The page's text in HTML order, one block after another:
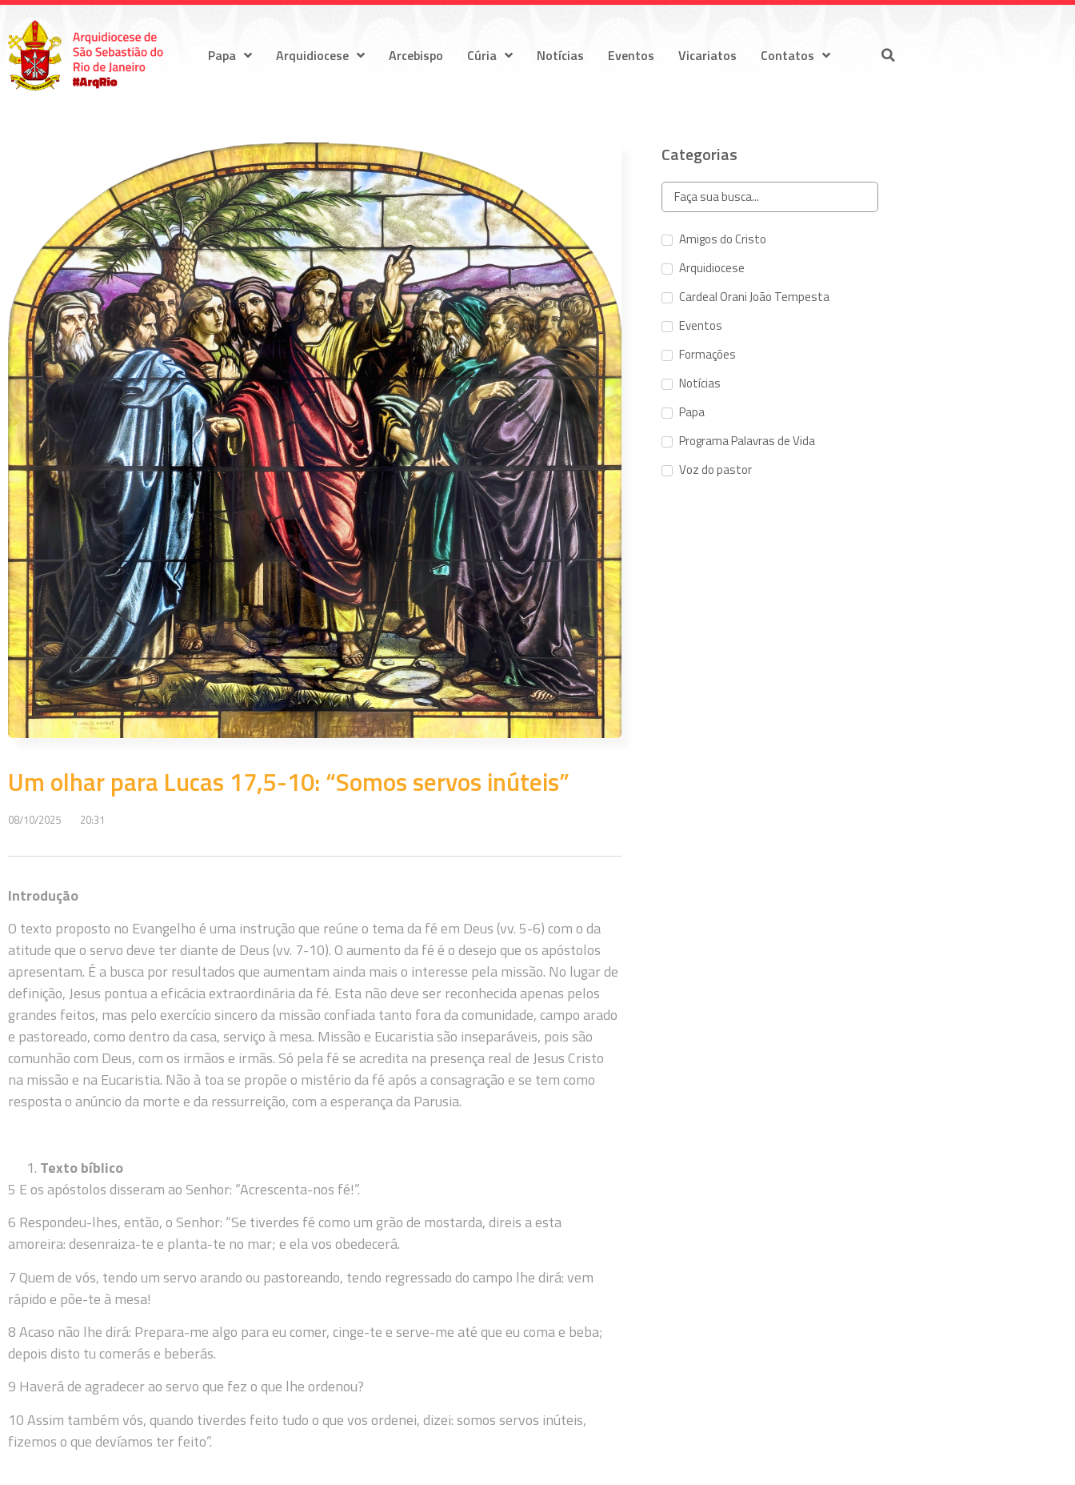
Papa Arquidiocese Arcebispo Cúria Notícias Eventos Vicariatos Contatos
Um olhar para Lucas 17,5-10: “Somos servos inúteis”
08/10/2025 20:31
Introdução
O texto proposto no Evangelho é uma instrução que reúne o tema da fé em Deus (vv. 5-6) com o da
atitude que o servo deve ter diante de Deus (vv. 7-10). O aumento da fé é o desejo que os apóstolos
apresentam. É a busca por resultados que aumentam ainda mais o interesse pela missão. No lugar de
definição, Jesus pontua a eficácia extraordinária da fé. Esta não deve ser reconhecida apenas pelos
grandes feitos, mas pelo exercício sincero da missão confiada tanto fora da comunidade, campo arado
e pastoreado, como dentro da casa, serviço à mesa. Missão e Eucaristia são inseparáveis, pois são
comunhão com Deus, com os irmãos e irmãs. Só pela fé se acredita na presença real de Jesus Cristo
na missão e na Eucaristia. Não à toa se propõe o mistério da fé após a consagração e se tem como
resposta o anúncio da morte e da ressurreição, com a esperança da Parusia.
Texto bíblico
5 E os apóstolos disseram ao Senhor: “Acrescenta-nos fé!”.
6 Respondeu-lhes, então, o Senhor: “Se tiverdes fé como um grão de mostarda, direis a esta
amoreira: desenraiza-te e planta-te no mar; e ela vos obedecerá.
7 Quem de vós, tendo um servo arando ou pastoreando, tendo regressado do campo lhe dirá: vem
rápido e põe-te à mesa!
8 Acaso não lhe dirá: Prepara-me algo para eu comer, cinge-te e serve-me até que eu coma e beba;
depois disto tu comerás e beberás.
9 Haverá de agradecer ao servo que fez o que lhe ordenou?
10 Assim também vós, quando tiverdes feito tudo o que vos ordenei, dizei: somos servos inúteis,
fizemos o que devíamos ter feito”.
Categorias
Amigos do Cristo
Arquidiocese
Cardeal Orani João Tempesta
Eventos
Formações
Notícias
Papa
Programa Palavras de Vida
Voz do pastor